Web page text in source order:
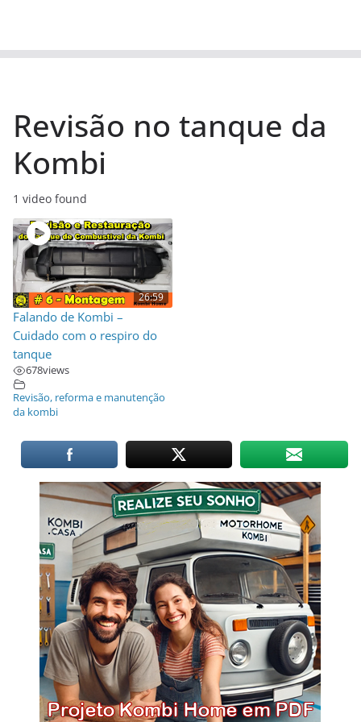
Revisão no tanque da
Kombi
1 video found
26:59
Falando de Kombi –
Cuidado com o respiro do
tanque
678views
Revisão, reforma e manutenção
da kombi